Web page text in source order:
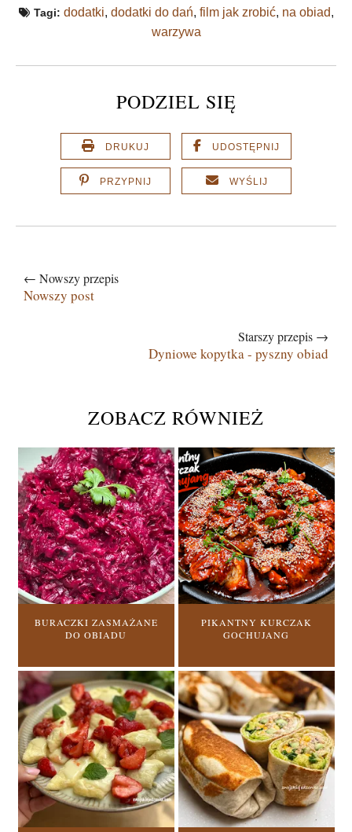
Tagi: dodatki, dodatki do dań, film jak zrobić, na obiad,
warzywa
PODZIEL SIĘ
DRUKUJ UDOSTĘPNIJ
PRZYPNIJ WYŚLIJ
← Nowszy przepis
Nowszy post
Starszy przepis →
Dyniowe kopytka - pyszny obiad
ZOBACZ RÓWNIEŻ
BURACZKI ZASMAŻANE
DO OBIADU
PIKANTNY KURCZAK
GOCHUJANG